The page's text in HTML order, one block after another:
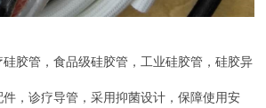
胶管，食品级硅胶管，工业硅胶管，硅胶异
，诊疗导管，采用抑菌设计，保障使用安